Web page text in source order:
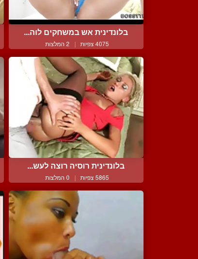
בלונדינית אש במשחקים לוה...
4075 צפיות | 2 המלצות
בלונדינית רוסיה רוצה לעש...
5865 צפיות | 0 המלצות